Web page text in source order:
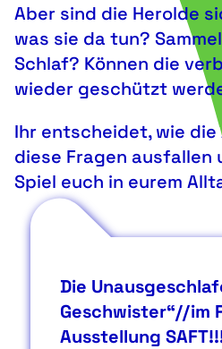
Aber sind die Herolde
was sie da tun?
Schlaf? Können die
wieder geschützt
Ihr entscheidet, wie
diese Fragen ausfallen
Spiel euch in eurem
Die
Geschwister“//im
Ausstellung